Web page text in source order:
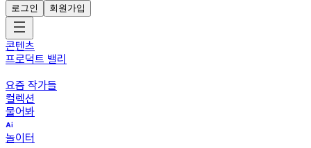
로그인
회원가입
콘텐츠
프로덕트 밸리
요즘 작가들
컬렉션
물어봐
놀이터